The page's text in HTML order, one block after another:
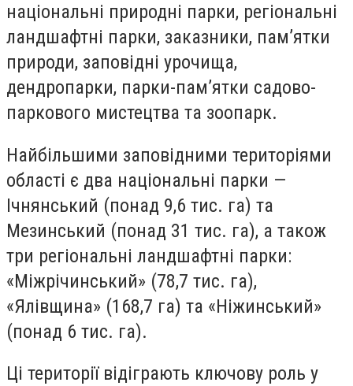
національні природні парки, регіональні
ландшафтні парки, заказники, пам’ятки
природи, заповідні урочища,
дендропарки, парки-пам’ятки садово-
паркового мистецтва та зоопарк.
Найбільшими заповідними територіями
області є два національні парки —
Ічнянський (понад 9,6 тис. га) та
Мезинський (понад 31 тис. га), а також
три регіональні ландшафтні парки:
«Міжрічинський» (78,7 тис. га),
«Ялівщина» (168,7 га) та «Ніжинський»
(понад 6 тис. га).
Ці території відіграють ключову роль у